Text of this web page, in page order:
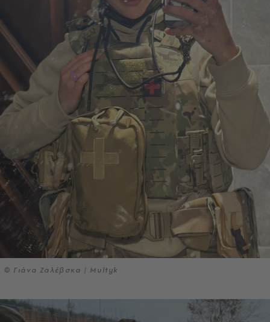
© Γιάνα Ζαλέβσκα | Multyk